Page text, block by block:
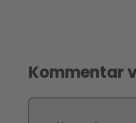
Kommentar